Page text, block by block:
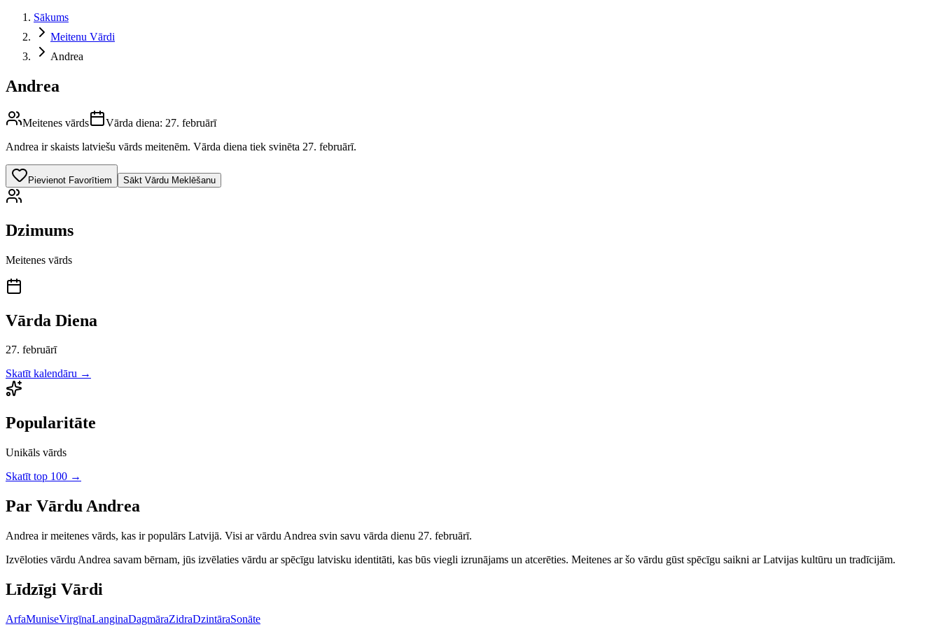
Sākums
Meitenu Vārdi
Andrea
Andrea
Meitenes vārds Vārda diena: 27. februārī
Andrea ir skaists latviešu vārds meitenēm. Vārda diena tiek svinēta 27. februārī.
Pievienot Favorītiem Sākt Vārdu Meklēšanu
Dzimums
Meitenes vārds
Vārda Diena
27. februārī
Skatīt kalendāru →
Popularitāte
Unikāls vārds
Skatīt top 100 →
Par Vārdu Andrea
Andrea irmeitenes vārds, kas ir populārs Latvijā. Visi ar vārdu Andrea svin savu vārda dienu 27. februārī.
Izvēloties vārdu Andrea savam bērnam, jūs izvēlaties vārdu ar spēcīgu latvisku identitāti, kas būs viegli izrunājams un atcerēties. Meitenes ar šo vārdu gūst spēcīgu saikni ar Latvijas kultūru un tradīcijām.
Līdzīgi Vārdi
ArfaMuniseVirgīnaLanginaDagmāraZidraDzintāraSonāte